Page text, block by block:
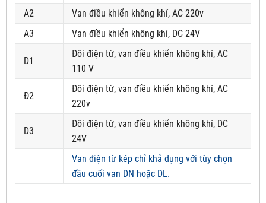
A2
Van điều khiển không khí, AC 220v
A3
Van điều khiển không khí, DC 24V
D1
Đôi điện từ, van điều khiển không khí, AC
110 V
Đ2
Đôi điện từ, van điều khiển không khí, AC
220v
D3
Đôi điện từ, van điều khiển không khí, DC
24V
Van điện từ kép chỉ khả dụng với tùy chọn
đầu cuối van DN hoặc DL.